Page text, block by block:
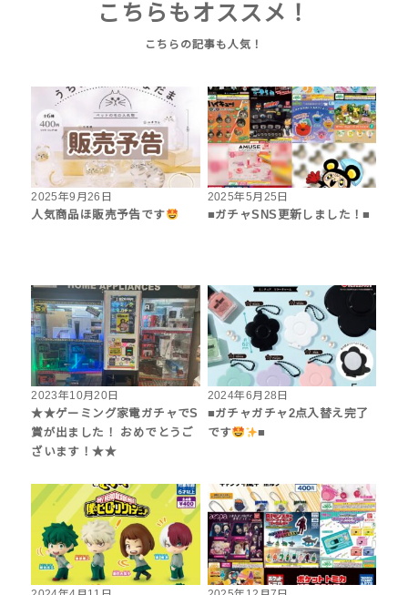
こちらもオススメ！
2025年9月26日
人気商品ほ販売予告です
2025年5月25日
■ガチャSNS更新しました！■
2023年10月20日
★★ゲーミング家電ガチャでS
賞が出ました！ おめでとうご
ざいます！★★
2024年6月28日
■ガチャガチャ2点入替え完了
です
■